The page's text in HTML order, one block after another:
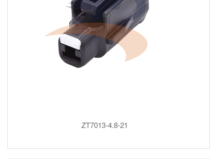
ZT7013-4.8-21